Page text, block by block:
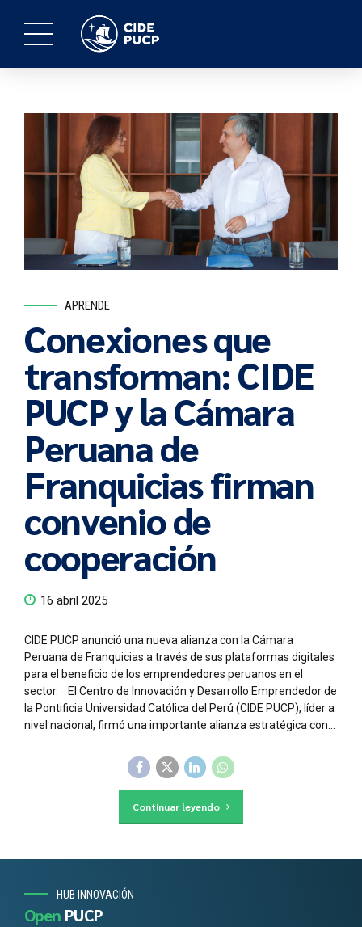
APRENDE
Conexiones que
transforman: CIDE
PUCP y la Cámara
Peruana de
Franquicias firman
convenio de
cooperación
16 abril 2025
CIDE PUCP anunció una nueva alianza con la Cámara
Peruana de Franquicias a través de sus plataformas digitales
para el beneficio de los emprendedores peruanos en el
sector. El Centro de Innovación y Desarrollo Emprendedor de
la Pontificia Universidad Católica del Perú (CIDE PUCP), líder a
nivel nacional, firmó una importante alianza estratégica con...
Continuar leyendo
HUB INNOVACIÓN
Open PUCP